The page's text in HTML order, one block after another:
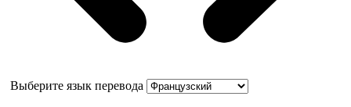
Выберите язык перевода